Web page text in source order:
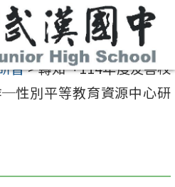
習>轉知「114年度友善校
性別平等教育資源中心研